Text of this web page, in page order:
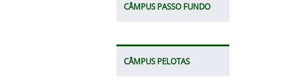
CÂMPUS PASSO FUNDO
CÂMPUS PELOTAS